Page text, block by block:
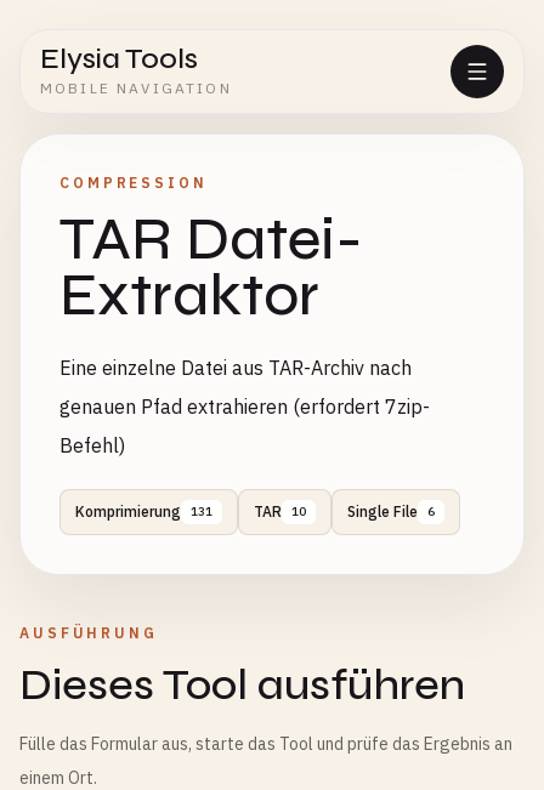
Elysia Tools
MOBILE NAVIGATION
COMPRESSION
TAR Datei-
Extraktor
Eine einzelne Datei aus TAR-Archiv nach
genauen Pfad extrahieren (erfordert 7zip-
Befehl)
Komprimierung 131 TAR 10 Single File 6
AUSFÜHRUNG
Dieses Tool ausführen
Fülle das Formular aus, starte das Tool und prüfe das Ergebnis an
einem Ort.